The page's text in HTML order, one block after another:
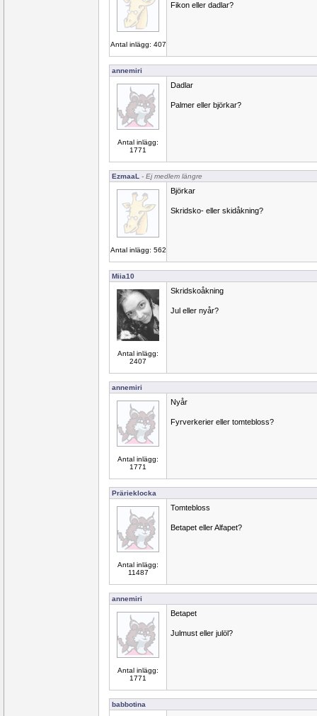
Antal inlägg: 407
Fikon eller dadlar?
annemiri
Antal inlägg:
1771
Dadlar
Palmer eller björkar?
EzmaaL - Ej medlem längre
Antal inlägg: 562
Björkar
Skridsko- eller skidåkning?
Miia10
Antal inlägg:
2407
Skridskoåkning
Jul eller nyår?
annemiri
Antal inlägg:
1771
Nyår
Fyrverkerier eller tomtebloss?
Prärieklocka
Antal inlägg:
11487
Tomtebloss
Betapet eller Alfapet?
annemiri
Antal inlägg:
1771
Betapet
Julmust eller julöl?
babbotina